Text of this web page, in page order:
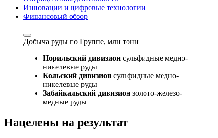
Инновации и цифровые технологии
Финансовый обзор
Добыча руды по Группе, млн тонн
Норильский дивизион сульфидные медно-
никелевые руды
Кольский дивизион сульфидные медно-
никелевые руды
Забайкальский дивизион золото-железо-
медные руды
Нацелены на результат